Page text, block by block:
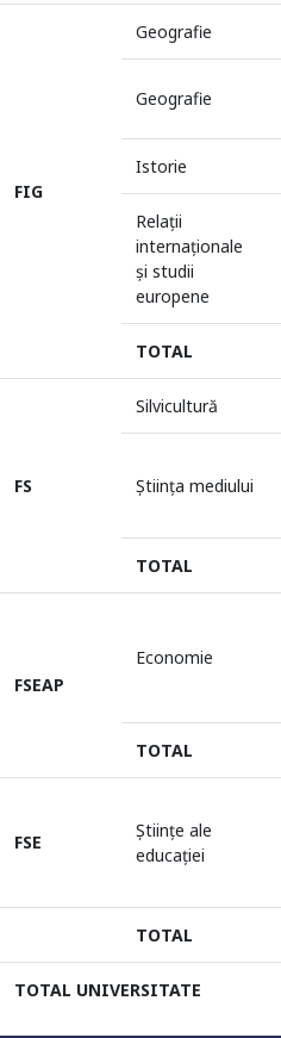
FIG
Geografie
Geografie
Istorie
Relații
internaționale
și studii
europene
TOTAL
FS
Silvicultură
Știința mediului
TOTAL
FSEAP
Economie
TOTAL
FSE
Științe ale
educației
TOTAL
TOTAL UNIVERSITATE
Grad de